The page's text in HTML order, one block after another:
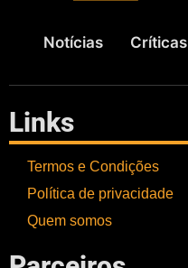
Notícias Críticas
Links
Termos e Condições
Política de privacidade
Quem somos